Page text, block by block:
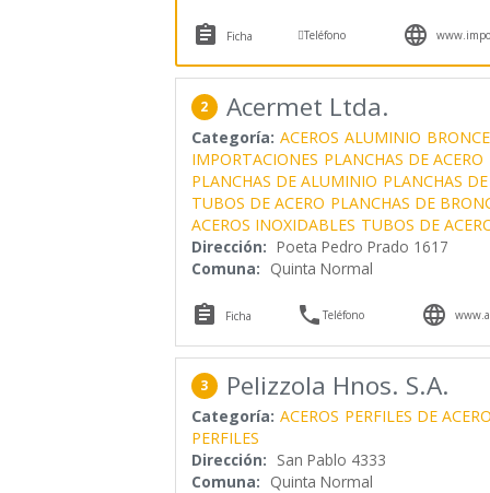
 Ficha Teléfono 
2 Acermet Ltda.
Categoría: ACEROS ALUMINIO BRONCE
IMPORTACIONES PLANCHAS DE ACERO
PLANCHAS DE ALUMINIO PLANCHAS
TUBOS DE ACERO PLANCHAS DE
ACEROS INOXIDABLES TUBOS DE
Dirección: Poeta Pedro Prado 1617
Comuna: Quinta Normal
 Ficha Teléfono 
3 Pelizzola Hnos. S.A.
Categoría: ACEROS PERFILES DE ACERO
PERFILES
Dirección: San Pablo 4333
Comuna: Quinta Normal